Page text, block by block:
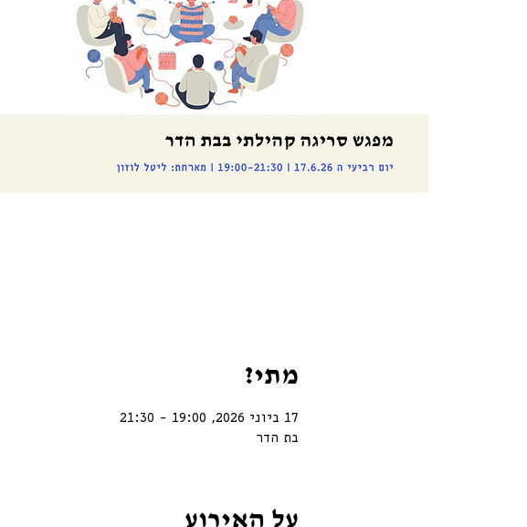
מתי?
17 ביוני 2026, 19:00 – 21:30
בת הדר
על האירוע